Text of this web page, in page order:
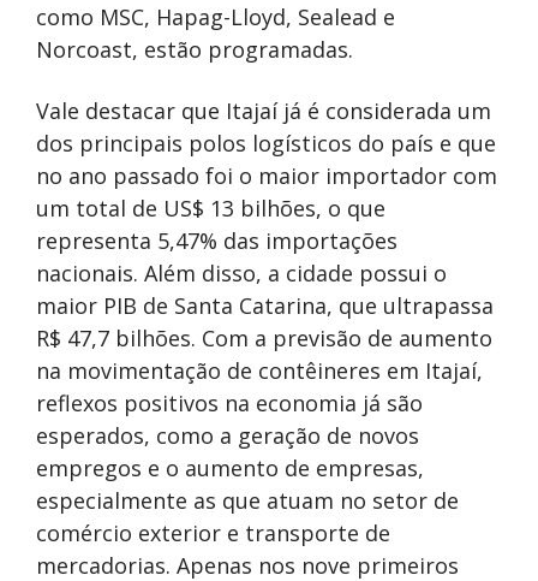
como MSC, Hapag-Lloyd, Sealead e
Norcoast, estão programadas.
Vale destacar que Itajaí já é considerada um
dos principais polos logísticos do país e que
no ano passado foi o maior importador com
um total de US$ 13 bilhões, o que
representa 5,47% das importações
nacionais. Além disso, a cidade possui o
maior PIB de Santa Catarina, que ultrapassa
R$ 47,7 bilhões. Com a previsão de aumento
na movimentação de contêineres em Itajaí,
reflexos positivos na economia já são
esperados, como a geração de novos
empregos e o aumento de empresas,
especialmente as que atuam no setor de
comércio exterior e transporte de
mercadorias. Apenas nos nove primeiros